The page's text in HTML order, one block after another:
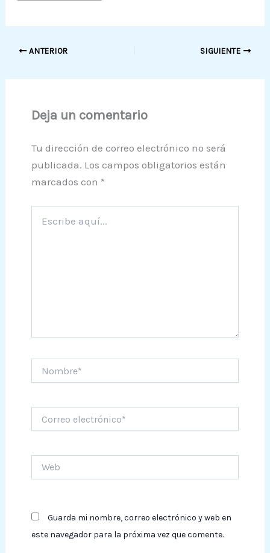
ANTERIOR SIGUIENTE
Deja un comentario
Tu dirección de correo electrónico no será
publicada. Los campos obligatorios están
marcados con *
aquí...
electrónico*
Guarda mi nombre, correo electrónico y web en
este navegador para la próxima vez que comente.